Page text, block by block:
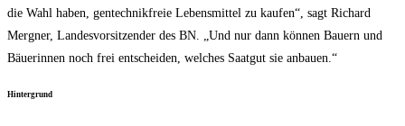
die Wahl haben, gen­tech­nik­freie Lebens­mit­tel zu kau­fen“, sagt Richard
Mer­gner, Lan­des­vor­sit­zen­der des BN. „Und nur dann kön­nen Bau­ern und
Bäue­rin­nen noch frei ent­schei­den, wel­ches Saat­gut sie anbauen.“
Hin­ter­grund